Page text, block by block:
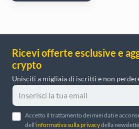
Ricevi offerte esclusive e
crypto
Unisciti a migliaia di iscritti e non
Accetto il trattamento dei miei dati e
dell'informativa sulla privacydella